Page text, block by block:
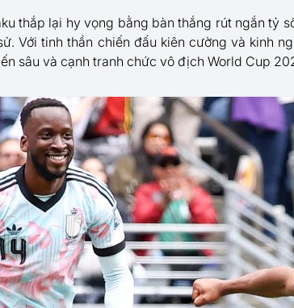
thắp lại hy vọng bằng bàn thắng rút ngắn tỷ
Với tinh thần chiến đấu kiên cường và kinh
sâu và cạnh tranh chức vô địch World Cup